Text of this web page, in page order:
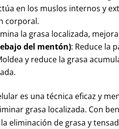
en los muslos internos y
corporal.
la grasa localizada,
del mentón): Reduce la
y reduce la grasa
es una técnica eficaz y
grasa localizada. Con
eliminación de grasa y